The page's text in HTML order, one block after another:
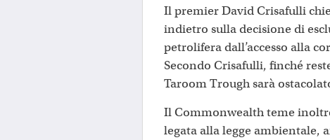
Il premier David Crisafulli
indietro sulla decisione di
petrolifera dall’accesso alla
Secondo Crisafulli, finché
Taroom Trough sarà
Il Commonwealth teme
legata alla legge ambientale,